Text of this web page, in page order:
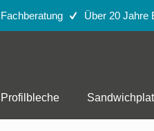
Über 20 Jahre
Profilbleche